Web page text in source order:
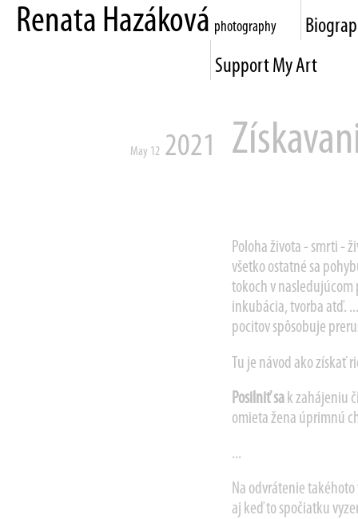
Renata Hazáková photography
Support My Art
May 12 2021
Poloha života - smrti -
všetko ostatné sa
tokoch v
inkubácia, tvorba atď.
pocitov spôsobuje
Tu je návod ako získať
Posilniť sa k zahájeniu
omieta žena úprimnú
...
Na odvrátenie
aj keď to spočiatku